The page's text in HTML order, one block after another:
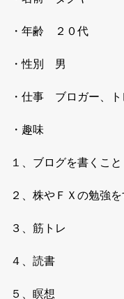
・年齢 ２０代
・性別 男
・仕事 ブロガー、ト
・趣味
１、ブログを書くこと
２、株やＦＸの勉強を
３、筋トレ
４、読書
５、瞑想